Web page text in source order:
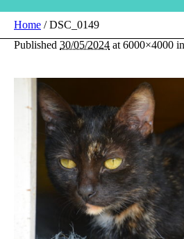
Home /DSC_0149
Published 30/05/2024 at 6000×4000 in